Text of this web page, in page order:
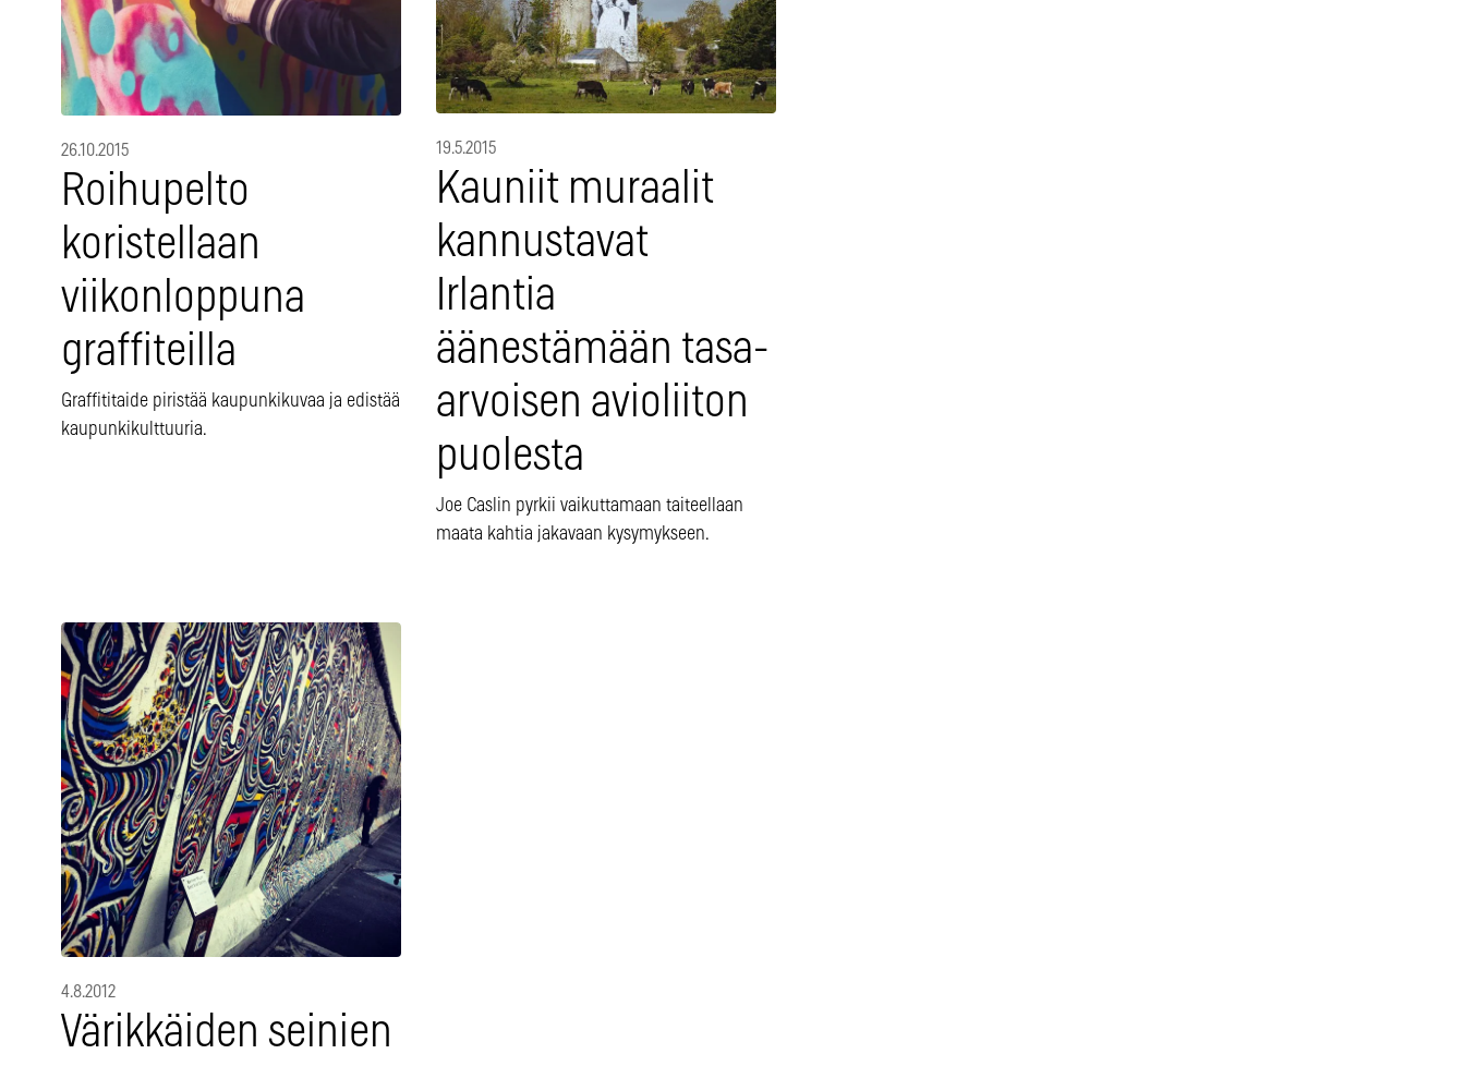
26.10.2015
Roihupelto
koristellaan
viikonloppuna
graffiteilla
Graffititaide piristää kaupunkikuvaa ja edistää
kaupunkikulttuuria.
19.5.2015
Kauniit muraalit
kannustavat
Irlantia
äänestämään tasa-
arvoisen avioliiton
puolesta
Joe Caslin pyrkii vaikuttamaan taiteellaan
maata kahtia jakavaan kysymykseen.
4.8.2012
Värikkäiden seinien